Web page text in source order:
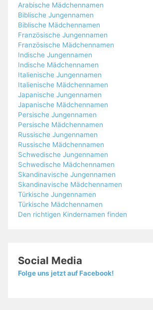
Arabische Mädchennamen
Biblische Jungennamen
Biblische Mädchennamen
Französische Jungennamen
Französische Mädchennamen
Indische Jungennamen
Indische Mädchennamen
Italienische Jungennamen
Italienische Mädchennamen
Japanische Jungennamen
Japanische Mädchennamen
Persische Jungennamen
Persische Mädchennamen
Russische Jungennamen
Russische Mädchennamen
Schwedische Jungennamen
Schwedische Mädchennamen
Skandinavische Jungennamen
Skandinavische Mädchennamen
Türkische Jungennamen
Türkische Mädchennamen
Den richtigen Kindernamen finden
Social Media
Folge uns jetzt auf Facebook!